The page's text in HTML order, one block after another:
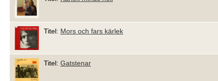
Titel: Mors och fars kärlek
Titel: Gatstenar